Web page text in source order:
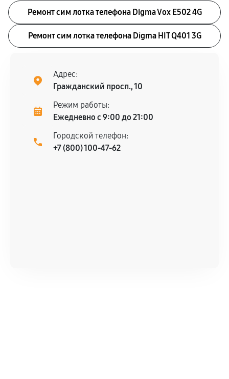
Ремонт сим лотка телефона Digma Vox E502 4G
Ремонт сим лотка телефона Digma HIT Q401 3G
Адрес:
Гражданский просп., 10
Режим работы:
Ежедневно с 9:00 до 21:00
Городской телефон:
+7 (800) 100-47-62